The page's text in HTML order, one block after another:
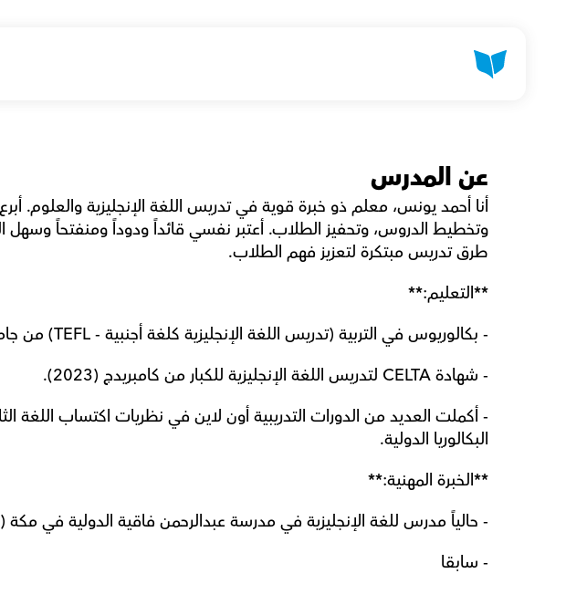
عن المدرس
طرق تدريس مبتكرة لتعزيز فهم الطلاب.
**التعليم:**
- بكالوريوس في التربية (تدريس اللغة الإنجليزية كلغة أجنبية - TEFL) من جامعة طنطا (2006-2010).
- شهادة CELTA لتدريس اللغة الإنجليزية للكبار من كامبريدج (2023).
البكالوريا الدولية.
**الخبرة المهنية:**
- حالياً مدرس للغة الإنجليزية في مدرسة عبدالرحمن فاقية الدولية في مكة (2021 - حتى الآن).
- سابقا